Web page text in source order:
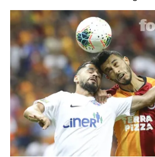
6698 sayılı Kişisel Verilerin Korunması
hazırlanmış Aydınlatma Metnimizi
ilgili mevzuata uygun olarak kullanılan
almak için lütfen tıklayınız.